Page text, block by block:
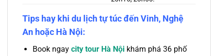
Tips hay khi du lịch tự túc đến Vinh, Nghệ
An hoặc Hà Nội:
Book ngaycity tour Hà Nội khám phá 36 phố